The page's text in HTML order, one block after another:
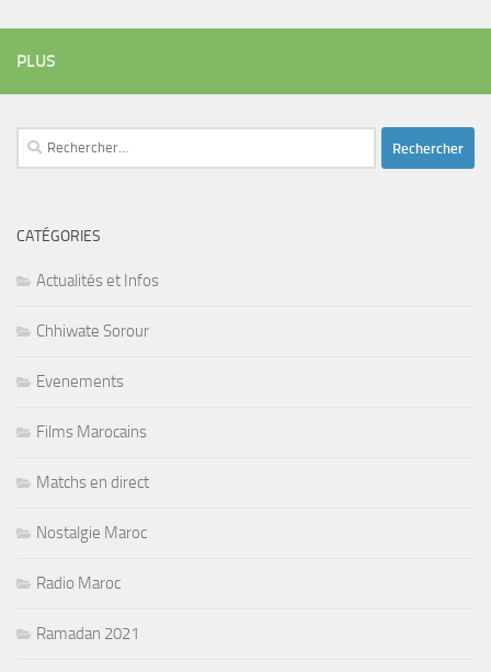
PLUS
Rechercher :
CATÉGORIES
Actualités et Infos
Chhiwate Sorour
Evenements
Films Marocains
Matchs en direct
Nostalgie Maroc
Radio Maroc
Ramadan 2021